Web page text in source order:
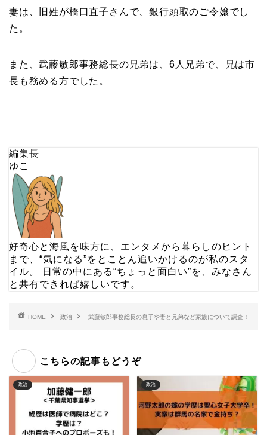
妻は、旧姓が橋口直子さんで、銀行頭取のご令嬢でし
た。
また、武藤敏郎事務総長の兄弟は、6人兄弟で、兄は市
長も務める方でした。
編集長
ゆこ
好奇心と海風を味方に、エンタメから暮らしのヒント
まで、“気になる”をとことん追いかけるのが私のスタ
イル。 日常の中にある“ちょっと面白い”を、みなさん
と共有できれば嬉しいです。
HOME 政治 武藤敏郎事務総長の息子や妻と兄弟など家族について調査！
こちらの記事もどうぞ
政治 政治